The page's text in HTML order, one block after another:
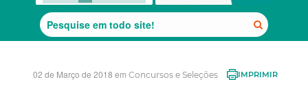
02 de Março de 2018 em Concursos e Seleções IMPRIMIR